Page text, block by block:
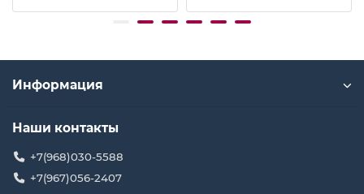
Информация
Наши контакты
+7(968)030-5588
+7(967)056-2407